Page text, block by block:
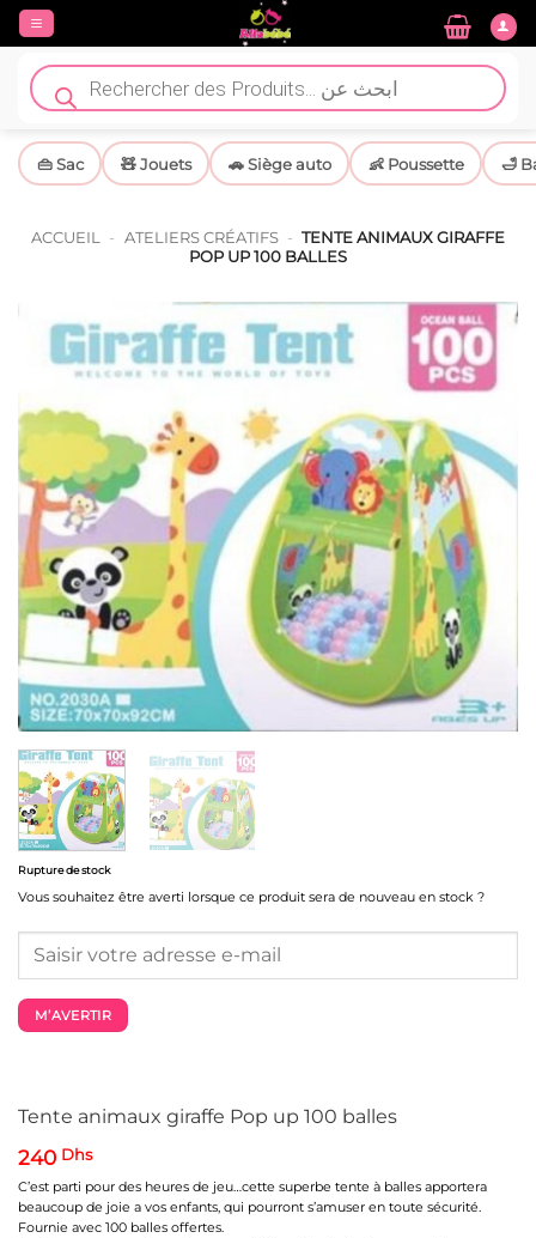
Passer
contenu
Recherche
de
produits
👜 Sac 🧸 Jouets 🚗 Siège auto 👶 Poussette 🛁
ACCUEIL - ATELIERS CRÉATIFS - TENTE ANIMAUX GIRAFFE
POP UP 100 BALLES
Tente animaux giraffe Pop up 100 balles
240 Dhs
C’est parti pour des heures de jeu…cette superbe tente à balles apportera
beaucoup de joie a vos enfants, qui pourront s’amuser en toute sécurité.
Fournie avec 100 balles offertes.
Rupture de stock
Vous souhaitez être averti lorsque ce produit sera de nouveau en stock ?
M’AVERTIR